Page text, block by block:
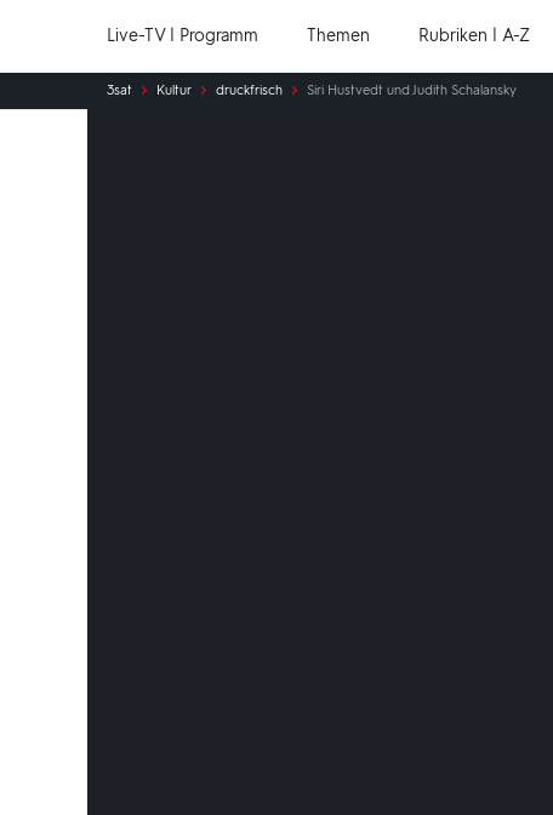
Live-TV | Programm Themen Rubriken | A-Z
Sie
3sat Kultur druckfrisch Siri Hustvedt und Judith Schalansky